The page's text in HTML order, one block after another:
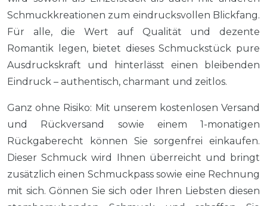
Schmuckkreationen zum eindrucksvollen Blickfang.
Für alle, die Wert auf Qualität und dezente
Romantik legen, bietet dieses Schmuckstück pure
Ausdruckskraft und hinterlässt einen bleibenden
Eindruck – authentisch, charmant und zeitlos.
Ganz ohne Risiko: Mit unserem kostenlosen Versand
und Rückversand sowie einem 1-monatigen
Rückgaberecht können Sie sorgenfrei einkaufen.
Dieser Schmuck wird Ihnen überreicht und bringt
zusätzlich einen Schmuckpass sowie eine Rechnung
mit sich. Gönnen Sie sich oder Ihren Liebsten diesen